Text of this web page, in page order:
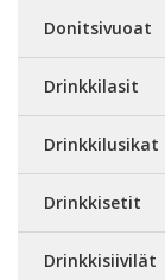
Donitsivuoat
Drinkkilasit
Drinkkilusikat
Drinkkisetit
Drinkkisiivilät